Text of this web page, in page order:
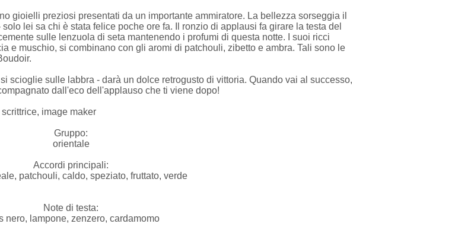
gioielli preziosi presentati da un importante ammiratore. La bellezza sorseggia il
lei sa chi è stata felice poche ore fa. Il ronzio di applausi fa girare la testa del
sulle lenzuola di seta mantenendo i profumi di questa notte. I suoi ricci
e muschio, si combinano con gli aromi di patchouli, zibetto e ambra. Tali sono le
scioglie sulle labbra - darà un dolce retrogusto di vittoria. Quando vai al successo,
dall'eco dell'applauso che ti viene dopo!
image maker
Gruppo:
orientale
Accordi principali:
patchouli, caldo, speziato, fruttato, verde
Note di testa:
nero, lampone, zenzero, cardamomo